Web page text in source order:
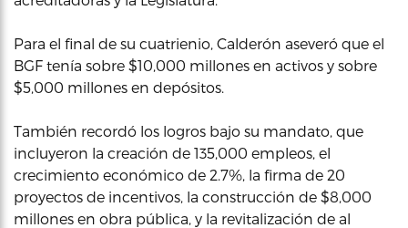
Para el final de su cuatrienio, Calderón aseveró que el
BGF tenía sobre $10,000 millones en activos y sobre
$5,000 millones en depósitos.
También recordó los logros bajo su mandato, que
incluyeron la creación de 135,000 empleos, el
crecimiento económico de 2.7%, la firma de 20
proyectos de incentivos, la construcción de $8,000
millones en obra pública, y la revitalización de al